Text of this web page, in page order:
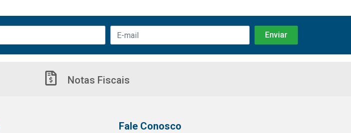
Notas Fiscais
Fale Conosco